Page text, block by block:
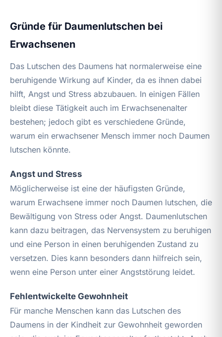
Gründe für Daumenlutschen bei
Erwachsenen
Das Lutschen des Daumens hat normalerweise eine
beruhigende Wirkung auf Kinder, da es ihnen dabei
hilft, Angst und Stress abzubauen. In einigen Fällen
bleibt diese Tätigkeit auch im Erwachsenenalter
bestehen; jedoch gibt es verschiedene Gründe,
warum ein erwachsener Mensch immer noch Daumen
lutschen könnte.
Angst und Stress
Möglicherweise ist eine der häufigsten Gründe,
warum Erwachsene immer noch Daumen lutschen, die
Bewältigung von Stress oder Angst. Daumenlutschen
kann dazu beitragen, das Nervensystem zu beruhigen
und eine Person in einen beruhigenden Zustand zu
versetzen. Dies kann besonders dann hilfreich sein,
wenn eine Person unter einer Angststörung leidet.
Fehlentwickelte Gewohnheit
Für manche Menschen kann das Lutschen des
Daumens in der Kindheit zur Gewohnheit geworden